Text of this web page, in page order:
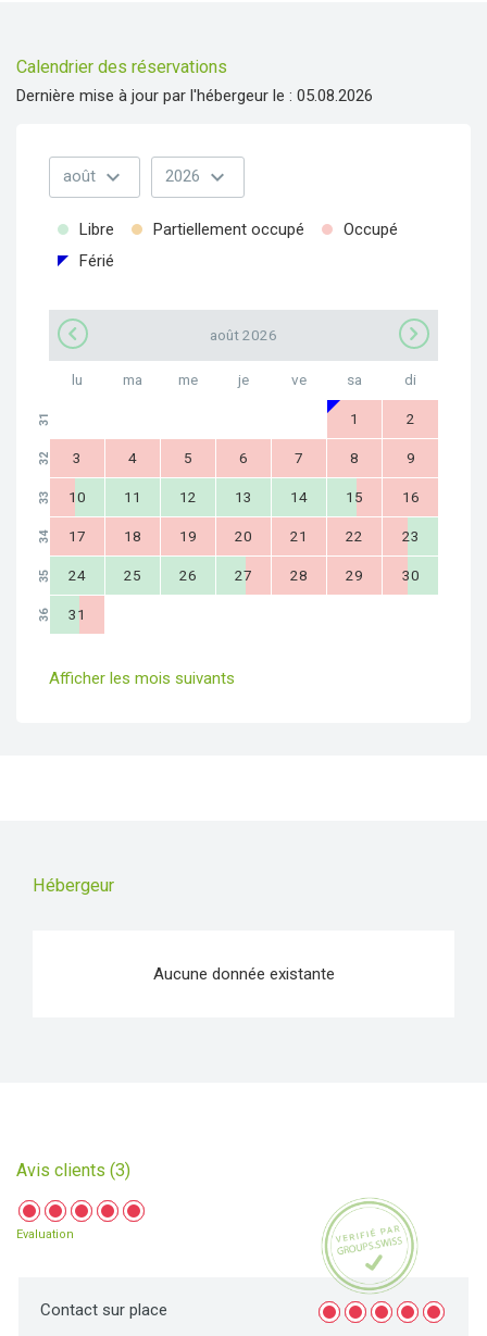
Calendrier des réservations
Dernière mise à jour par l'hébergeur le : 05.08.2026
août expand_more 2026 expand_more
Libre Partiellement occupé
Occupé
Férié
août 2026
lu ma me je ve sa di
31 1 2
32 3 4 5 6 7 8 9
33 10 11 12 13 14 15 16
34 17 18 19 20 21 22 23
35 24 25 26 27 28 29 30
36 31
Afficher les mois suivants
Hébergeur
Aucune donnée existante
Avis clients (3)
Evaluation
Contact sur place